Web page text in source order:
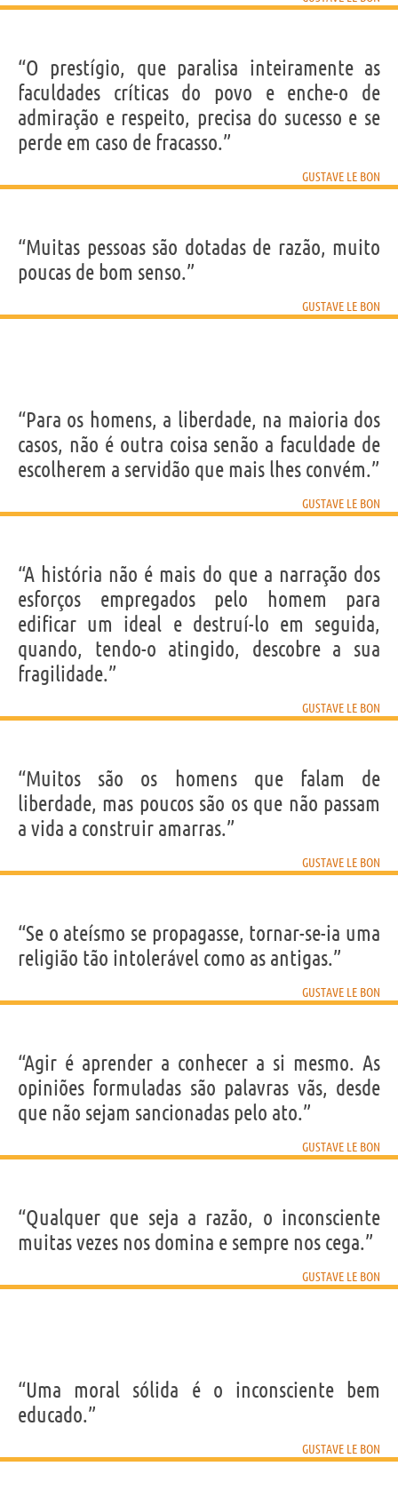
“O prestígio, que paralisa inteiramente as
faculdades críticas do povo e enche-o de
admiração e respeito, precisa do sucesso e se
perde em caso de fracasso.”
GUSTAVE LE BON
“Muitas pessoas são dotadas de razão, muito
poucas de bom senso.”
GUSTAVE LE BON
“Para os homens, a liberdade, na maioria dos
casos, não é outra coisa senão a faculdade de
escolherem a servidão que mais lhes convém.”
GUSTAVE LE BON
“A história não é mais do que a narração dos
esforços empregados pelo homem para
edificar um ideal e destruí-lo em seguida,
quando, tendo-o atingido, descobre a sua
fragilidade.”
GUSTAVE LE BON
“Muitos são os homens que falam de
liberdade, mas poucos são os que não passam
a vida a construir amarras.”
GUSTAVE LE BON
“Se o ateísmo se propagasse, tornar-se-ia uma
religião tão intolerável como as antigas.”
GUSTAVE LE BON
“Agir é aprender a conhecer a si mesmo. As
opiniões formuladas são palavras vãs, desde
que não sejam sancionadas pelo ato.”
GUSTAVE LE BON
“Qualquer que seja a razão, o inconsciente
muitas vezes nos domina e sempre nos cega.”
GUSTAVE LE BON
“Uma moral sólida é o inconsciente bem
educado.”
GUSTAVE LE BON